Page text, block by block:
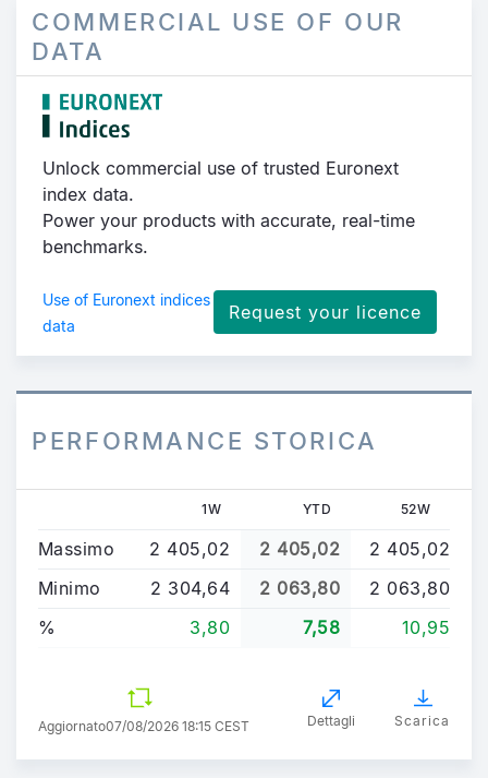
COMMERCIAL USE OF OUR
DATA
Unlock commercial use of trusted Euronext
index data.
Power your products with accurate, real-time
benchmarks.
Use of Euronext indices
data
Request your licence
PERFORMANCE STORICA
1W YTD 52W
Massimo 2 405,02 2 405,02
2 405,02
Minimo
2 304,64 2 063,80
2 063,80
%
3,80 7,58 10,95
Aggiornato07/08/2026 18:15 CEST Dettagli Scarica